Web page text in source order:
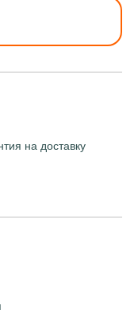
на доставку